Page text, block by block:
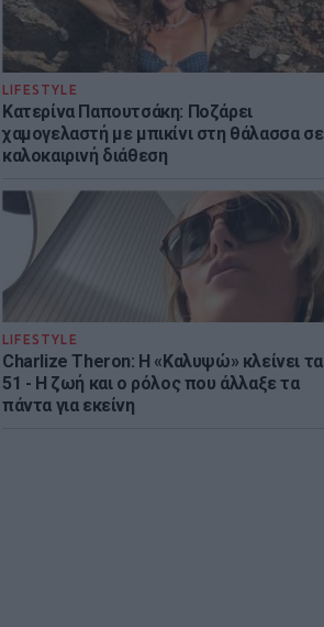
LIFESTYLE
Κατερίνα Παπουτσάκη: Ποζάρει
χαμογελαστή με μπικίνι στη θάλασσα σε
καλοκαιρινή διάθεση
LIFESTYLE
Charlize Theron: Η «Καλυψώ» κλείνει τα
51 - H ζωή και ο ρόλος που άλλαξε τα
πάντα για εκείνη